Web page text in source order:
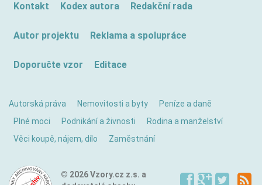
Kontakt Kodex autora Redakční rada
Autor projektu Reklama a spolupráce
Doporučte vzor Editace
Autorská práva Nemovitosti a byty
Peníze a daně
Plné moci
Podnikání a živnosti
Rodina a manželství
Věci koupě, nájem, dílo
Zaměstnání
© 2026 Vzory.cz z.s. a